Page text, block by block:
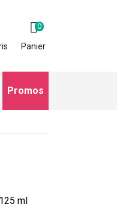
Panier
0
Promos
ml